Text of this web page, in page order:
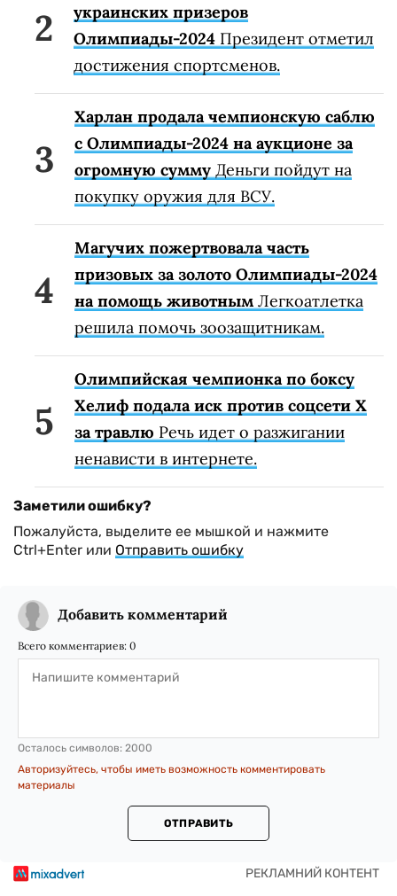
украинских призеров
Олимпиады-2024 Президент отметил
достижения спортсменов.
Харлан продала чемпионскую саблю
с Олимпиады-2024 на аукционе за
огромную сумму Деньги пойдут на
покупку оружия для ВСУ.
Магучих пожертвовала часть
призовых за золото Олимпиады-2024
на помощь животным Легкоатлетка
решила помочь зоозащитникам.
Олимпийская чемпионка по боксу
Хелиф подала иск против соцсети X
за травлю Речь идет о разжигании
ненависти в интернете.
Заметили ошибку?
Пожалуйста, выделите ее мышкой и нажмите
Ctrl+Enter или Отправить ошибку
Добавить комментарий
Всего комментариев: 0
Осталось символов: 2000
Авторизуйтесь, чтобы иметь возможность комментировать
материалы
ОТПРАВИТЬ